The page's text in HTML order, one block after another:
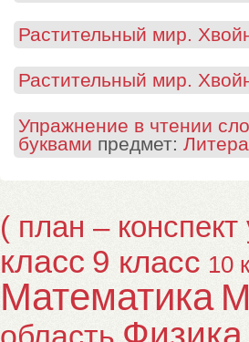
Растительный мир.
Растительный мир.
Упражнение в чтении
буквами предмет:
( план – конспект
класс 9 класс 10
Математика
Физика